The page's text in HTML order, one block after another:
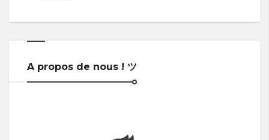
A propos de nous ! ツ